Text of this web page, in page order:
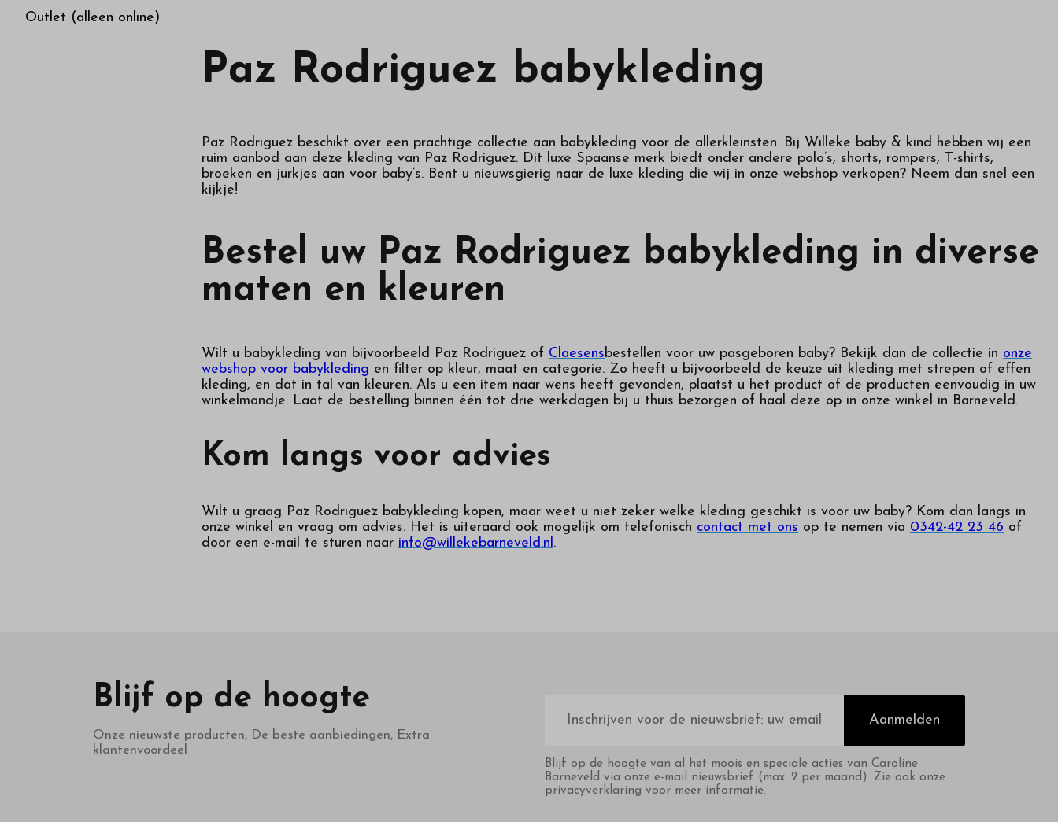
Outlet (alleen online)
Paz Rodriguez babykleding
Paz Rodriguez beschikt over een prachtige collectie aan babykleding voor de allerkleinsten. Bij Willeke baby & kind hebben wij een
ruim aanbod aan deze kleding van Paz Rodriguez. Dit luxe Spaanse merk biedt onder andere polo’s, shorts, rompers, T-shirts,
broeken en jurkjes aan voor baby’s. Bent u nieuwsgierig naar de luxe kleding die wij in onze webshop verkopen? Neem dan snel een
kijkje!
Bestel uw Paz Rodriguez babykleding in diverse
maten en kleuren
Wilt u babykleding van bijvoorbeeld Paz Rodriguez of Claesensbestellen voor uw pasgeboren baby? Bekijk dan de collectie in onze
webshop voor babykleding en filter op kleur, maat en categorie. Zo heeft u bijvoorbeeld de keuze uit kleding met strepen of effen
kleding, en dat in tal van kleuren. Als u een item naar wens heeft gevonden, plaatst u het product of de producten eenvoudig in uw
winkelmandje. Laat de bestelling binnen één tot drie werkdagen bij u thuis bezorgen of haal deze op in onze winkel in Barneveld.
Kom langs voor advies
Wilt u graag Paz Rodriguez babykleding kopen, maar weet u niet zeker welke kleding geschikt is voor uw baby? Kom dan langs in
onze winkel en vraag om advies. Het is uiteraard ook mogelijk om telefonisch contact met ons op te nemen via 0342-42 23 46 of
door een e-mail te sturen naar info@willekebarneveld.nl.
Blijf op de hoogte
Onze nieuwste producten, De beste aanbiedingen, Extra
klantenvoordeel
mailadres
Aanmelden
Blijf op de hoogte van al het moois en speciale acties van Caroline
Barneveld via onze e-mail nieuwsbrief (max. 2 per maand). Zie ook onze
privacyverklaring voor meer informatie.